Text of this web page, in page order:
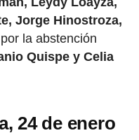
Jorge Hinostroza,
la abstención
Quispe y Celia
24 de enero